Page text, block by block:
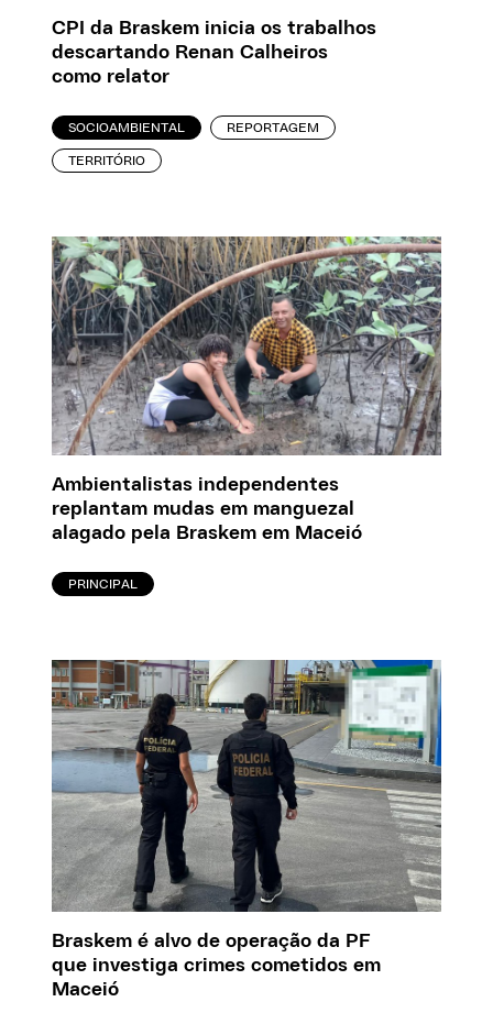
CPI da Braskem inicia os trabalhos
descartando Renan Calheiros
como relator
SOCIOAMBIENTAL REPORTAGEM
TERRITÓRIO
Ambientalistas independentes
replantam mudas em manguezal
alagado pela Braskem em Maceió
PRINCIPAL
Braskem é alvo de operação da PF
que investiga crimes cometidos em
Maceió